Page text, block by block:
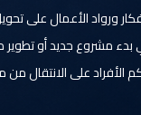
الأعمال على
مشروع جديد أو تطوير
على الانتقال